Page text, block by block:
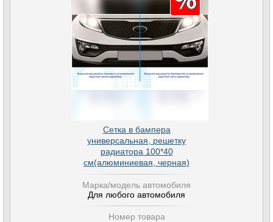
Сетка в бампера
универсальная, решетку
радиатора 100*40
см(алюминиевая, черная)
Марка/модель автомобиля
Для любого автомобиля
Номер товара